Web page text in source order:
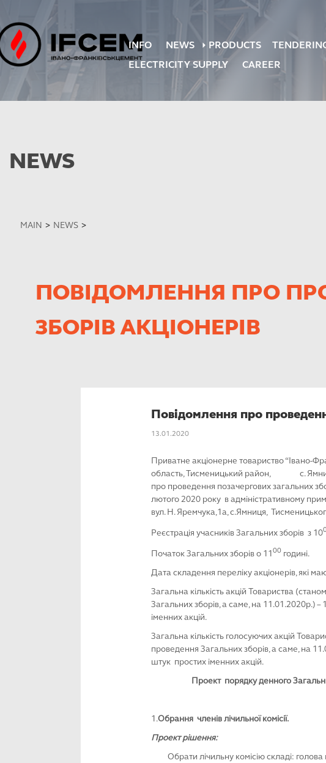
INFO NEWS PRODUCTS
ELECTRICITY SUPPLY
CAREER
NEWS
MAIN > NEWS >
ПОВІДОМЛЕННЯ ПРО
ЗБОРІВ АКЦІОНЕРІВ
Повідомлення про
13.01.2020
Приватне акціонерне товариство “Івано-
область, Тисменицький район, с.
про проведення позачергових загальних
лютого 2020 року в адміністративному
вул. Н. Яремчука,1а, с.Ямниця,
Реєстрація учасників Загальних зборів з 10
Початок Загальних зборів о 1100 годині.
Дата складення переліку акціонерів, які
Загальна кількість акцій Товариства
Загальних зборів, а саме, на 11.01.2020р.)
іменних акцій.
Загальна кількість голосуючих акцій
проведення Загальних зборів, а саме, на
штук простих іменних акцій.
Проект порядку денного
1.Обрання членів лічильної комісії.
Проект рішення:
Обрати лічильну комісію складі: голова